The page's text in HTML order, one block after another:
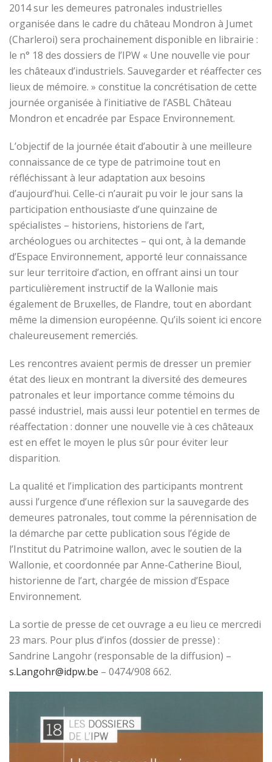
2014 sur les demeures patronales industrielles
organisée dans le cadre du château Mondron à Jumet
(Charleroi) sera prochainement disponible en librairie :
le n° 18 des dossiers de l’IPW « Une nouvelle vie pour
les châteaux d’industriels. Sauvegarder et réaffecter ces
lieux de mémoire. » constitue la concrétisation de cette
journée organisée à l’initiative de l’ASBL Château
Mondron et encadrée par Espace Environnement.
L’objectif de la journée était d’aboutir à une meilleure
connaissance de ce type de patrimoine tout en
réfléchissant à leur adaptation aux besoins
d’aujourd’hui. Celle-ci n’aurait pu voir le jour sans la
participation enthousiaste d’une quinzaine de
spécialistes – historiens, historiens de l’art,
archéologues ou architectes – qui ont, à la demande
d’Espace Environnement, apporté leur connaissance
sur leur territoire d’action, en offrant ainsi un tour
particulièrement instructif de la Wallonie mais
également de Bruxelles, de Flandre, tout en abordant
même la dimension européenne. Qu’ils soient ici encore
chaleureusement remerciés.
Les rencontres avaient permis de dresser un premier
état des lieux en montrant la diversité des demeures
patronales et leur importance comme témoins du
passé industriel, mais aussi leur potentiel en termes de
réaffectation : donner une nouvelle vie à ces châteaux
est en effet le moyen le plus sûr pour éviter leur
disparition.
La qualité et l’implication des participants montrent
aussi l’urgence d’une réflexion sur la sauvegarde des
demeures patronales, tout comme la pérennisation de
la démarche par cette publication sous l’égide de
l’Institut du Patrimoine wallon, avec le soutien de la
Wallonie, et coordonnée par Anne-Catherine Bioul,
historienne de l’art, chargée de mission d’Espace
Environnement.
La sortie de presse de cet ouvrage a eu lieu ce mercredi
23 mars. Pour plus d’infos (dossier de presse) :
Sandrine Langohr (responsable de la diffusion) –
s.Langohr@idpw.be – 0474/908 662.